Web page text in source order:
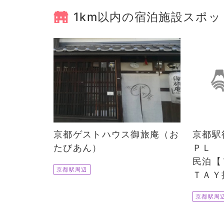
1km以内の宿泊施設スポッ
京都ゲストハウス御旅庵（お
たびあん）
京都駅周辺
京都
ＰＬ
民泊
ＴＡ
京都駅周